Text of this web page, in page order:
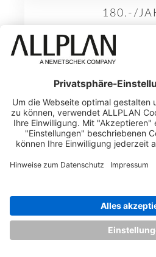
180.-/
Funktionen im Überblick: